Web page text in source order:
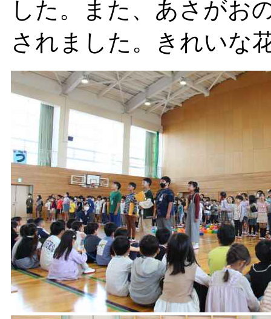
した。また、あさがお
されました。きれいな